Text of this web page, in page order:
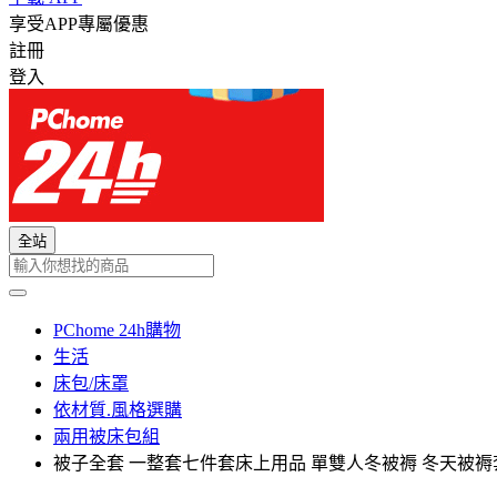
享受APP專屬優惠
註冊
登入
全站
PChome 24h購物
生活
床包/床罩
依材質.風格選購
兩用被床包組
被子全套 一整套七件套床上用品 單雙人冬被褥 冬天被褥